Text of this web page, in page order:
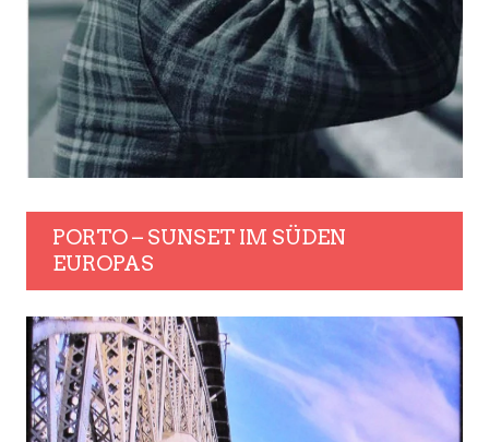
PORTO – SUNSET IM SÜDEN
EUROPAS